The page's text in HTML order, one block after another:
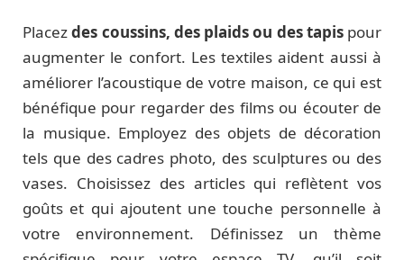
Placezdes coussins, des plaids ou des tapispour
augmenter le confort. Les textiles aident aussi à
améliorer l’acoustique de votre maison, ce qui est
bénéfique pour regarder des films ou écouter de
la musique. Employez des objets de décoration
tels que des cadres photo, des sculptures ou des
vases. Choisissez des articles qui reflètent vos
goûts et qui ajoutent une touche personnelle à
votre environnement. Définissez un thème